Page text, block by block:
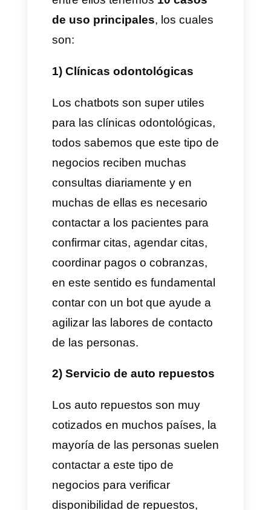
redes sociales
Callbell.
10 casos de uso de bots
para WhatsApp
los bots son muy prácticos y
existen una gran cantidad de
casos de uso para los mismos,
entre ellos tenemos